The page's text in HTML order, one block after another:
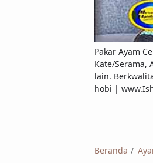
Pakar Ayam
Kate/Serama,
lain.
hobi |
Beranda